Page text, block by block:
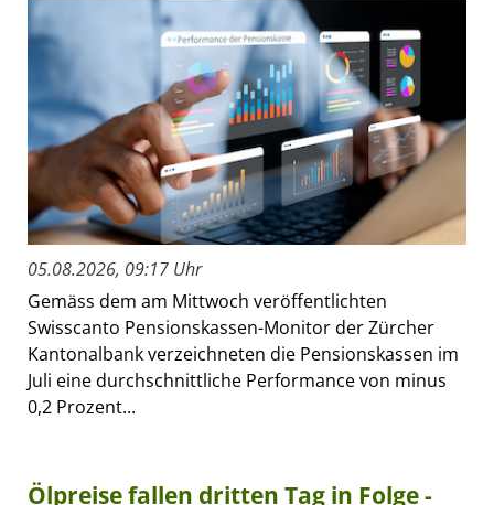
05.08.2026, 09:17 Uhr
Gemäss dem am Mittwoch veröffentlichten
Swisscanto Pensionskassen-Monitor der Zürcher
Kantonalbank verzeichneten die Pensionskassen im
Juli eine durchschnittliche Performance von minus
0,2 Prozent...
Ölpreise fallen dritten Tag in Folge -